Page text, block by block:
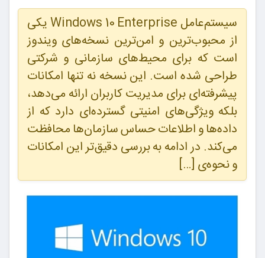
سیستم‌عامل Windows 10 Enterprise یکی
از محبوب‌ترین و امن‌ترین نسخه‌های ویندوز
است که برای محیط‌های سازمانی و شرکتی
طراحی شده است. این نسخه نه تنها امکانات
پیشرفته‌ای برای مدیریت کاربران ارائه می‌دهد،
بلکه ویژگی‌های امنیتی گسترده‌ای دارد که از
داده‌ها و اطلاعات حساس سازمان‌ها محافظت
می‌کند. در ادامه به بررسی دقیق‌تر این امکانات
و نحوه‌ی […]